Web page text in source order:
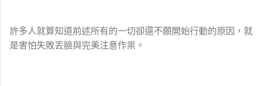
許多人就算知道前述所有的一切卻還不願開始行動的原因，就
是害怕失敗丟臉與完美注意作祟。